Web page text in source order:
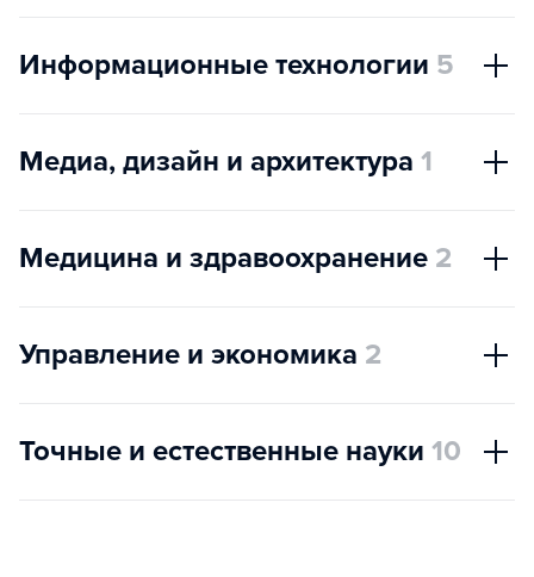
Информационные технологии 5
Медиа, дизайн и архитектура 1
Медицина и здравоохранение 2
Управление и экономика 2
Точные и естественные науки 10